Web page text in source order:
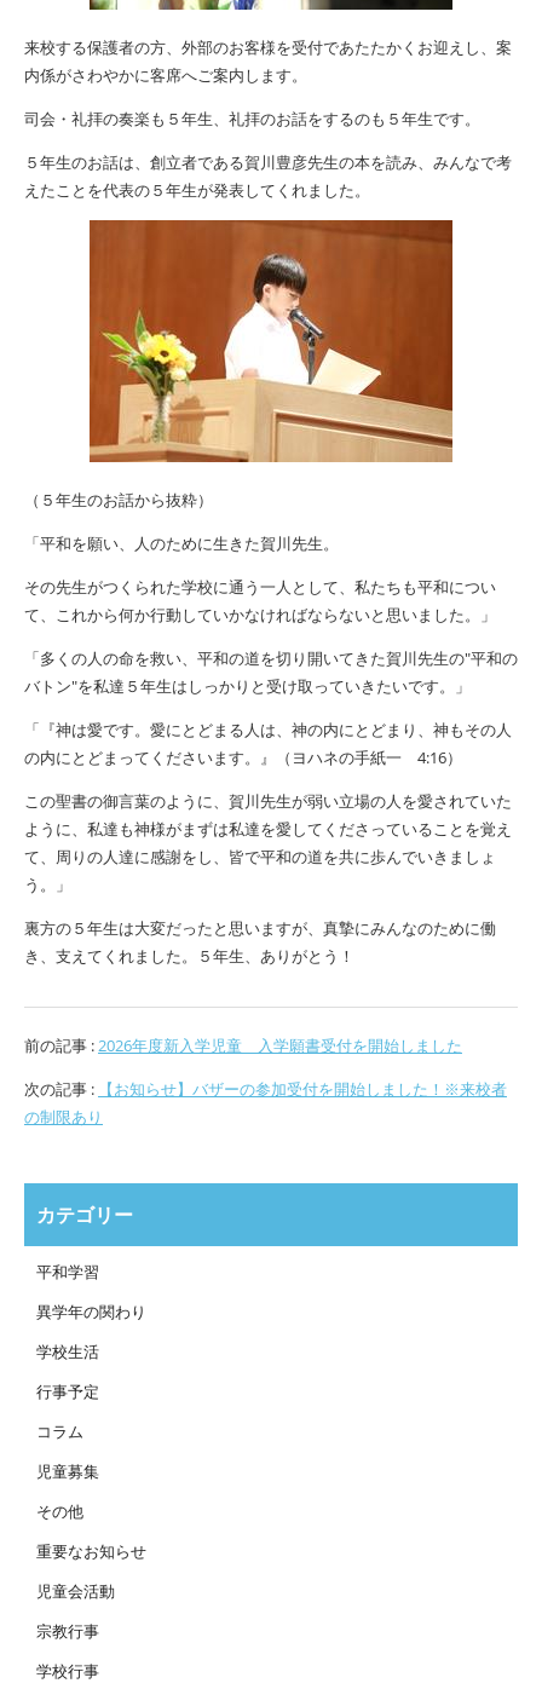
来校する保護者の方、外部のお客様を受付であたたかくお迎えし、案
内係がさわやかに客席へご案内します。
司会・礼拝の奏楽も５年生、礼拝のお話をするのも５年生です。
５年生のお話は、創立者である賀川豊彦先生の本を読み、みんなで考
えたことを代表の５年生が発表してくれました。
（５年生のお話から抜粋）
「平和を願い、人のために生きた賀川先生。
その先生がつくられた学校に通う一人として、私たちも平和につい
て、これから何か行動していかなければならないと思いました。」
「多くの人の命を救い、平和の道を切り開いてきた賀川先生の"平和の
バトン"を私達５年生はしっかりと受け取っていきたいです。」
「『神は愛です。愛にとどまる人は、神の内にとどまり、神もその人
の内にとどまってくださいます。』（ヨハネの手紙一 4:16）
この聖書の御言葉のように、賀川先生が弱い立場の人を愛されていた
ように、私達も神様がまずは私達を愛してくださっていることを覚え
て、周りの人達に感謝をし、皆で平和の道を共に歩んでいきましょ
う。」
裏方の５年生は大変だったと思いますが、真摯にみんなのために働
き、支えてくれました。５年生、ありがとう！
前の記事 :2026年度新入学児童 入学願書受付を開始しました
次の記事 :
【お知らせ】バザーの参加受付を開始しました！※来校者
の制限あり
カテゴリー
平和学習
異学年の関わり
学校生活
行事予定
コラム
児童募集
その他
重要なお知らせ
児童会活動
宗教行事
学校行事